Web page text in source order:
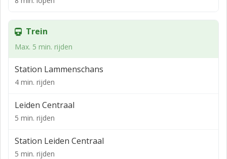
De tweede verdieping biedt een slaapkamer, die zorgt
voor een rustige en afgesloten woonomgeving boven
de bedrijfsruimte.
De Doezastraat is gelegen in het centrum van Leiden,
op korte afstand van winkels, horeca en openbaar
zichtbaarheid en bereikbaarheid belangrijk vinden.
Kortom: een unieke combinatie van bedrijfsruimte en
woonruimte op één adres, in het hart van Leiden.
Interesse? Neem dan snel contact met ons op.
Trein
Max. 5 min. rijden
Station Lammenschans
4 min. rijden
Leiden Centraal
5 min. rijden
Station Leiden Centraal
5 min. rijden